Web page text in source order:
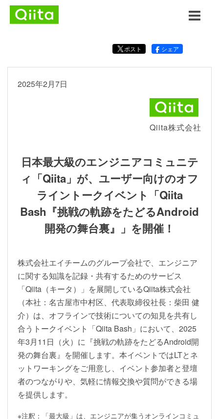
ポスト シェア
2025年2月7日
Qiita株式会社
日本最大級のエンジニアコミュニテ
ィ「Qiita」が、ユーザー向けのオフ
ライントークイベント「Qiita
Bash『挑戦の軌跡をたどるAndroid
開発の舞台裏』」を開催！
株式会社エイチームのグループ会社で、エンジニア
に関する知識を記録・共有するためのサービス
「Qiita（キータ）」を展開しているQiita株式会社
（本社：名古屋市中村区、代表取締役社長：柴田 健
介）は、オフラインで技術についての知見を共有し
合うトークイベント「Qiita Bash」において、2025
年3月11日（火）に『挑戦の軌跡をたどるAndroid開
発の舞台裏』を開催します。本イベントではLTとネ
ットワーキングをご用意し、イベント参加者と登壇
者のつながりや、気軽に情報交換や質問ができる場
を提供します。
※注釈：「最大級」は、エンジニアが集うオンラインコミュ